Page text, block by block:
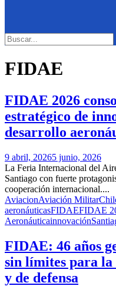
Search
for:
FIDAE
FIDAE 2026
estratégico de
desarrollo
9 abril, 20265 junio, 2026
La Feria Internacional del
Santiago con fuerte
cooperación internacional....
AviacionAviación Militar
aeronáuticasFIDAEFIDAE
Aeronáuticainnovación
FIDAE: 46 años
sin límites para
y de defensa